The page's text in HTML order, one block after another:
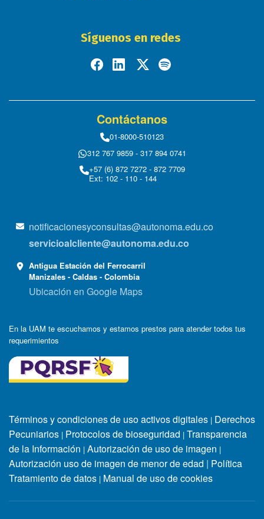
Síguenos en redes
Contáctanos
01-8000-510123
312 767 9859 - 317 894 0741
+57 (6) 872 7272 - 872 7709
Ext: 102 - 110 - 144
notificacionesyconsultas@autonoma.edu.co
servicioalcliente@autonoma.edu.co
Antigua Estación del Ferrocarril
Manizales - Caldas - Colombia
Ubicación en Google Maps
En la UAM te escuchamos y estamos prestos para atender todos tus
requerimientos
Términos y condiciones de uso activos digitales | Derechos
Pecuniarios | Protocolos de bioseguridad | Transparencia
de la Información | Autorización de uso de imagen |
Autorización uso de imagen de menor de edad | Política
Tratamiento de datos | Manual de uso de cookies